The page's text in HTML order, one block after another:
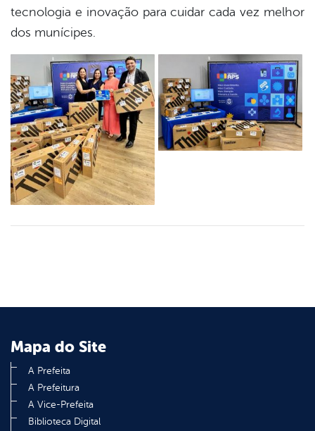
tecnologia e inovação para cuidar cada vez melhor
dos munícipes.
Mapa do Site
A Prefeita
A Prefeitura
A Vice-Prefeita
Biblioteca Digital